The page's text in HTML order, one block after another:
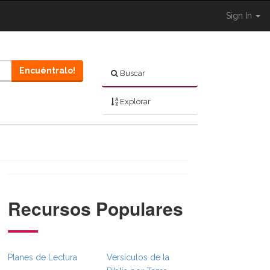
Sign In
Buscar
Explorar
Encuéntralo!
}} }} }}
Recursos Populares
Planes de Lectura
Versículos de la